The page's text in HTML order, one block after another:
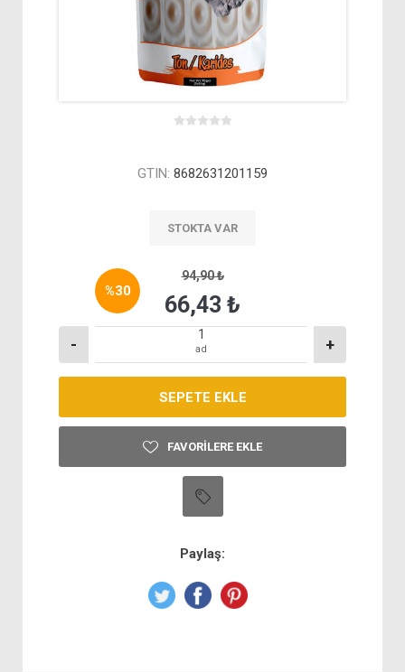
GTIN: 8682631201159
STOKTA VAR
%30
94,90 ₺
66,43 ₺
- ad +
FAVORILERE EKLE
Paylaş: